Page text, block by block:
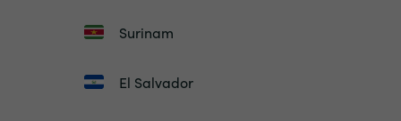
Surinam
El Salvador